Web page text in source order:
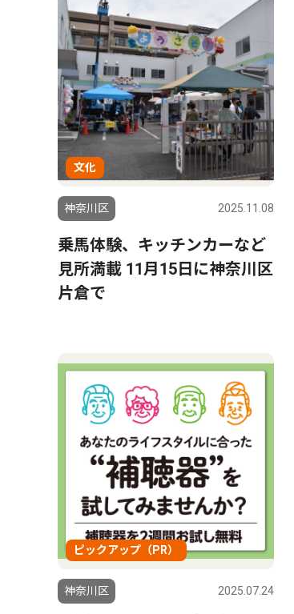
文化
神奈川区 2025.11.08
乗馬体験、キッチンカーなど
見所満載 11月15日に神奈川区
片倉で
ピックアップ（PR）
神奈川区 2025.07.24